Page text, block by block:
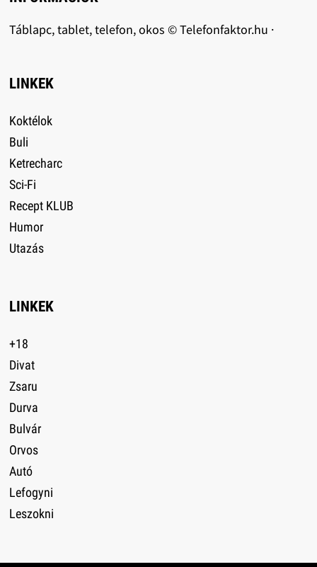
Táblapc, tablet, telefon, okos © Telefonfaktor.hu ·
LINKEK
Koktélok
Buli
Ketrecharc
Sci-Fi
Recept KLUB
Humor
Utazás
LINKEK
+18
Divat
Zsaru
Durva
Bulvár
Orvos
Autó
Lefogyni
Leszokni